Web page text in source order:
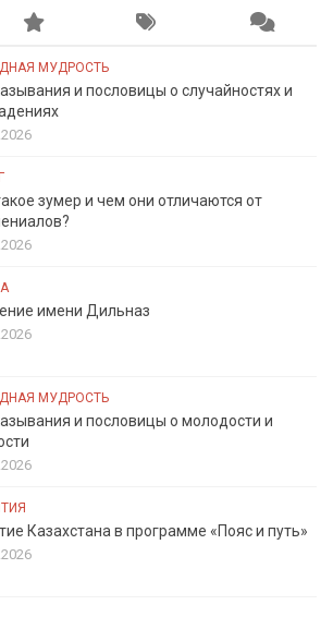
МУДРОСТЬ
и пословицы о случайностях и
зумер и чем они отличаются от
имени Дильназ
МУДРОСТЬ
и пословицы о молодости и
Казахстана в программе «Пояс и путь»